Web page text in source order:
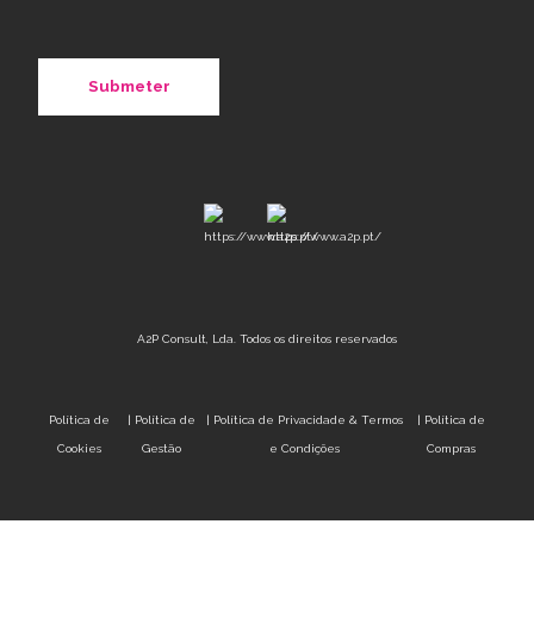
A2P Consult, Lda. Todos os direitos reservados
Política de
Cookies
Política de
Gestão
Política de Privacidade & Termos
e Condições
Política de
Compras